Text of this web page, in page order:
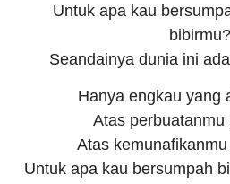
Untuk apa kau
bibirmu?
Seandainya dunia ini
Hanya engkau yang
Atas perbuatanmu
Atas
Untuk apa kau bersumpah